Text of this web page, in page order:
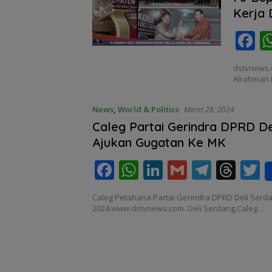
o
k
p
p
n m s
Kerja
F
e
o
o
k
Alrahman
News, World & Politics Maret 28, 2024
Caleg Partai Gerindra DPRD
Ajukan Gugatan Ke MK
F
ac
e
W
h
at
Li
n
k
G
m
ai
T
el
e
T
h
re
T
Caleg Petahana Partai Gerindra DPRD Deli
2024.www.dstvnews.com. Deli Serdang,Caleg…